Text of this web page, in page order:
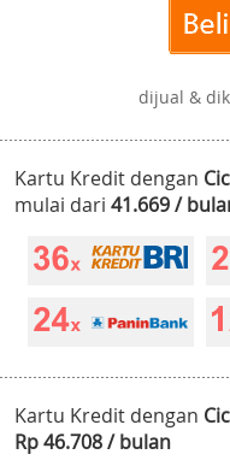
dijual &
Kartu Kredit dengan
mulai dari 41.669 /
Kartu Kredit dengan
Rp 46.708 / bulan